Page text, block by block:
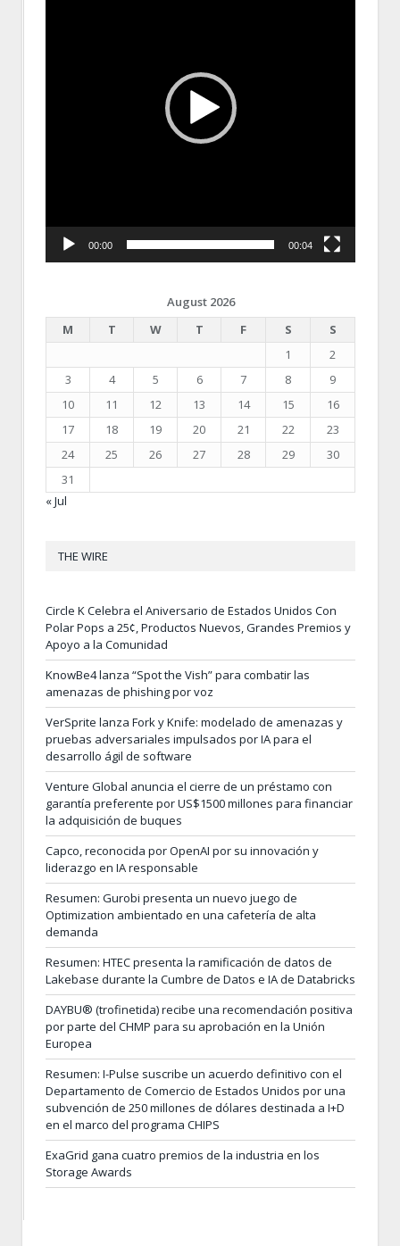
00:00 00:04
August 2026
M
T W T F S
S
1
2
3
4 5 6 7 8
9
10
11 12 13 14 15
16
17
18 19 20 21 22
23
24
25 26 27 28 29
30
31
« Jul
THE WIRE
Circle K Celebra el Aniversario de Estados Unidos Con
Polar Pops a 25¢, Productos Nuevos, Grandes Premios y
Apoyo a la Comunidad
KnowBe4 lanza “Spot the Vish” para combatir las
amenazas de phishing por voz
VerSprite lanza Fork y Knife: modelado de amenazas y
pruebas adversariales impulsados por IA para el
desarrollo ágil de software
Venture Global anuncia el cierre de un préstamo con
garantía preferente por US$1500 millones para financiar
la adquisición de buques
Capco, reconocida por OpenAI por su innovación y
liderazgo en IA responsable
Resumen: Gurobi presenta un nuevo juego de
Optimization ambientado en una cafetería de alta
demanda
Resumen: HTEC presenta la ramificación de datos de
Lakebase durante la Cumbre de Datos e IA de Databricks
DAYBU® (trofinetida) recibe una recomendación positiva
por parte del CHMP para su aprobación en la Unión
Europea
Resumen: I-Pulse suscribe un acuerdo definitivo con el
Departamento de Comercio de Estados Unidos por una
subvención de 250 millones de dólares destinada a I+D
en el marco del programa CHIPS
ExaGrid gana cuatro premios de la industria en los
Storage Awards